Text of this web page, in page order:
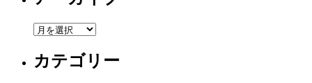
ア
カ
イ
カテゴリー